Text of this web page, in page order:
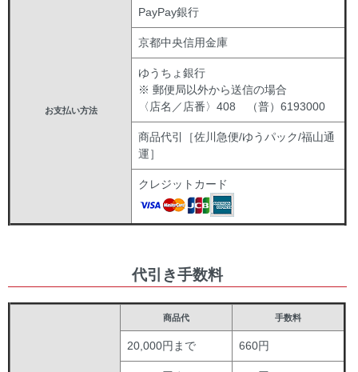
お支払い方法
PayPay銀行
京都中央信用金庫
ゆうちょ銀行
※ 郵便局以外から送信の場合
〈店名／店番〉408 （普）6193000
商品代引［佐川急便/ゆうパック/福山通
運］
クレジットカード
代引き手数料
商品代 手数料
20,000円まで 660円